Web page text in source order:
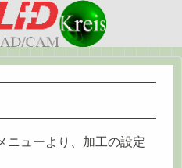
ニューより、加工の設定